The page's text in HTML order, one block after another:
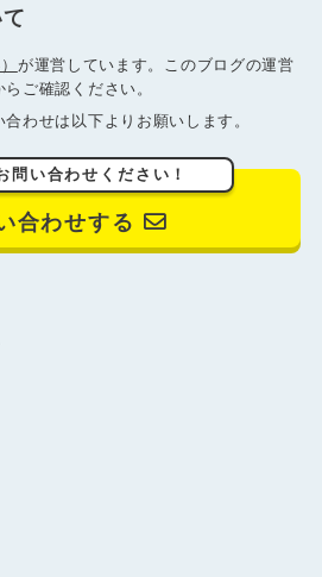
が運営しています。このブログの運営
らご確認ください。
わせは以下よりお願いします。
問い合わせください！
合わせする